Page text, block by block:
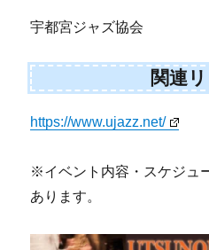
宇都宮ジャズ協会
関連
https://www.ujazz.net/
※イベント内容・スケジュ
あります。